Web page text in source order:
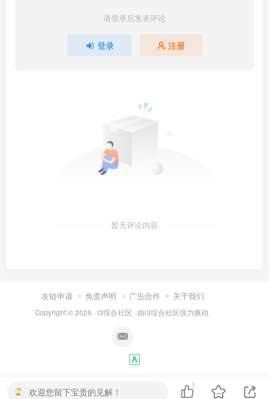
请登录后发表评论
登录 注册
暂无评论内容
友链申请 免责声明 广告合作 关于我们
Copyright © 2025 · i3综合社区 · 由i3综合社区强力驱动.
欢迎您留下宝贵的见解！
1